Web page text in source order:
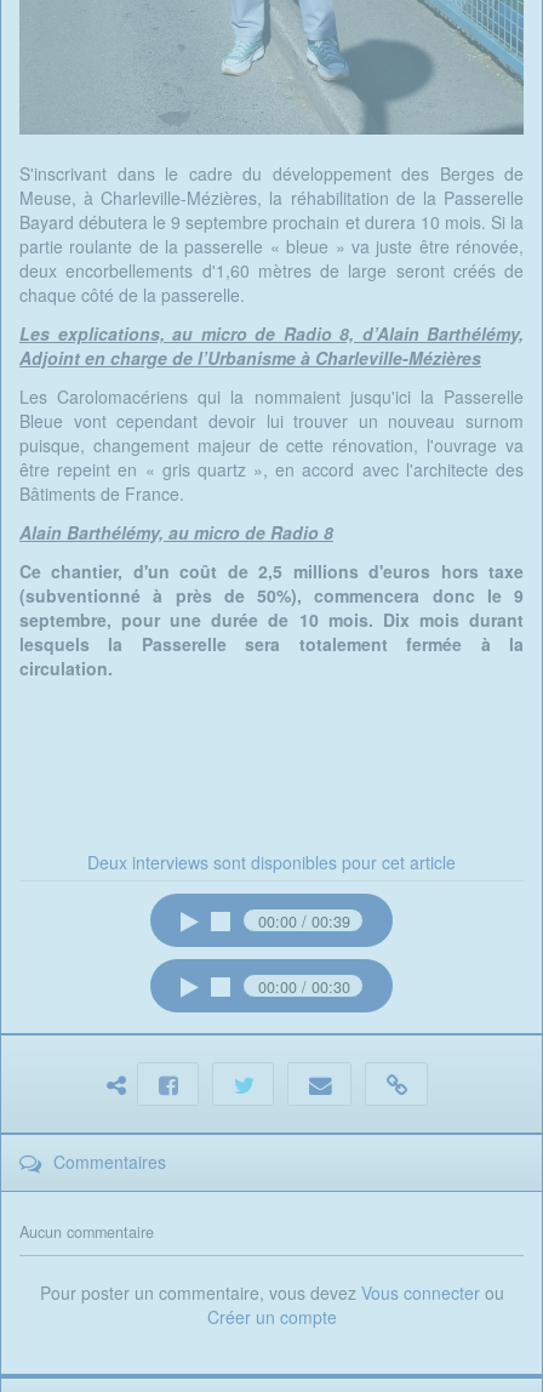
S'inscrivant dans le cadre du développement des Berges de
Meuse, à Charleville-Mézières, la réhabilitation de la Passerelle
Bayard débutera le 9 septembre prochain et durera 10 mois. Si la
partie roulante de la passerelle « bleue » va juste être rénovée,
deux encorbellements d'1,60 mètres de large seront créés de
chaque côté de la passerelle.
Les explications, au micro de Radio 8, d’Alain Barthélémy,
Adjoint en charge de l’Urbanisme à Charleville-Mézières
Les Carolomacériens qui la nommaient jusqu'ici la Passerelle
Bleue vont cependant devoir lui trouver un nouveau surnom
puisque, changement majeur de cette rénovation, l'ouvrage va
être repeint en « gris quartz », en accord avec l'architecte des
Bâtiments de France.
Alain Barthélémy, au micro de Radio 8
Ce chantier, d'un coût de 2,5 millions d'euros hors taxe
(subventionné à près de 50%), commencera donc le 9
septembre, pour une durée de 10 mois. Dix mois durant
lesquels la Passerelle sera totalement fermée à la
circulation.
Deux interviews sont disponibles pour cet article
00:00 00:39
00:00 00:30
Commentaires
Aucun commentaire
Pour poster un commentaire, vous devez Vous connecterou
Créer un compte